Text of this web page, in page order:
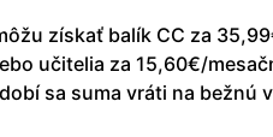
získať balík CC za
učitelia za 15,60€/
sa suma vráti na bežnú